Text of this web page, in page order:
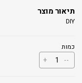
תיאור מוצר
DIY
כמות
--
כמות
של
+